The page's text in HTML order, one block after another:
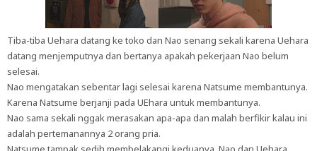
Tiba-tiba Uehara datang ke toko dan Nao senang sekali karena Uehara
datang menjemputnya dan bertanya apakah pekerjaan Nao belum
selesai.
Nao mengatakan sebentar lagi selesai karena Natsume membantunya.
Karena Natsume berjanji pada UEhara untuk membantunya.
Nao sama sekali nggak merasakan apa-apa dan malah berfikir kalau ini
adalah pertemanannya 2 orang pria.